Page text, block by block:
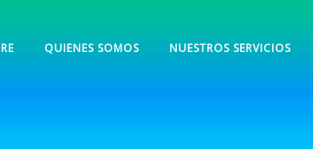
QUIENES SOMOS NUESTROS SERVICIOS